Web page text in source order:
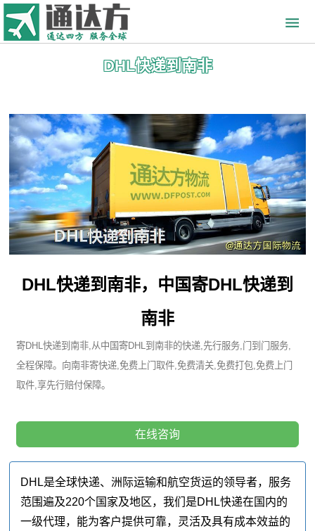
DHL快递到南非
DHL快递到南非，中国寄DHL快递到
南非
寄DHL快递到南非,从中国寄DHL到南非的快递,先行服务,门到门服务,
全程保障。向南非寄快递,免费上门取件,免费清关,免费打包,免费上门
取件,享先行赔付保障。
在线咨询
DHL是全球快递、洲际运输和航空货运的领导者，服务
范围遍及220个国家及地区，我们是DHL快递在国内的
一级代理，能为客户提供可靠，灵活及具有成本效益的